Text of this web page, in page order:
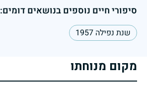
סיפורי חיים נוספים בנושאים דומים:
שנת נפילה 1957
מקום מנוחתו